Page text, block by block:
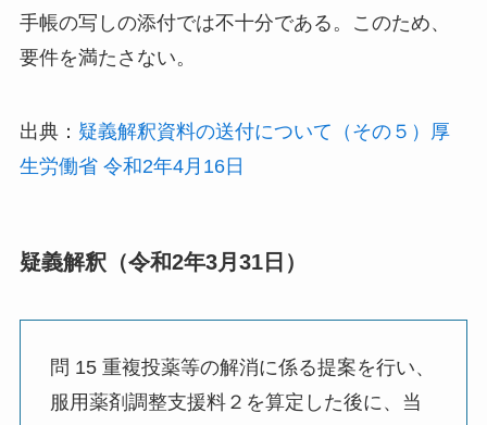
手帳の写しの添付では不十分である。このため、
要件を満たさない。
出典： 疑義解釈資料の送付について（その５）厚
生労働省 令和2年4月16日
疑義解釈（令和2年3月31日）
問 15 重複投薬等の解消に係る提案を行い、
服用薬剤調整支援料２を算定した後に、当